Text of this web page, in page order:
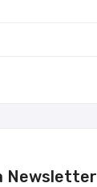
Newsletter